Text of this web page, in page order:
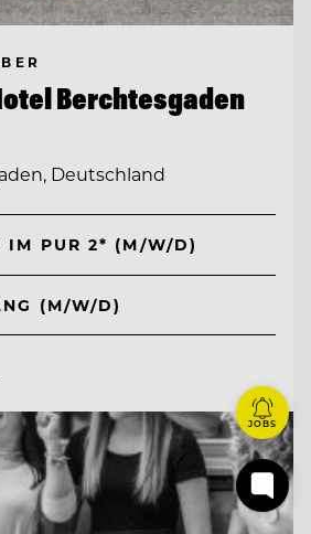
Berchtesgaden
Deutschland
IM PUR 2* (M/W/D)
(M/W/D)
JOBS